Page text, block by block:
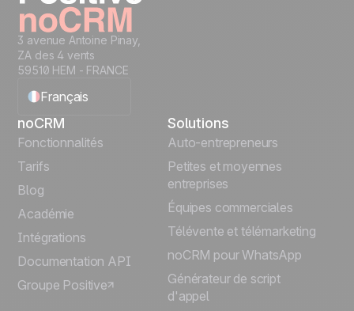
3 avenue Antoine Pinay,
ZA des 4 vents
59510 HEM - FRANCE
Français
English
Português
Italiano
Deutsch
noCRM
Fonctionnalités
Tarifs
Blog
Académie
Intégrations
Documentation API
Groupe Positive
Solutions
Auto-entrepreneurs
Petites et moyennes
entreprises
Équipes commerciales
Télévente et télémarketing
noCRM pour WhatsApp
Générateur de script
d'appel